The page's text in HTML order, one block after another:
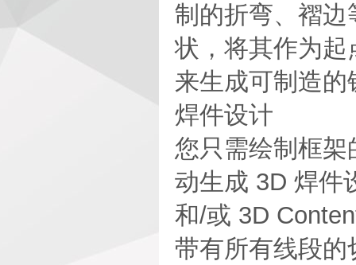
制的折弯、褶
状，将其作为起
来生成可制造的
焊件设计
您只需绘制框
动生成 3D 焊件
和/或 3D
带有所有线段